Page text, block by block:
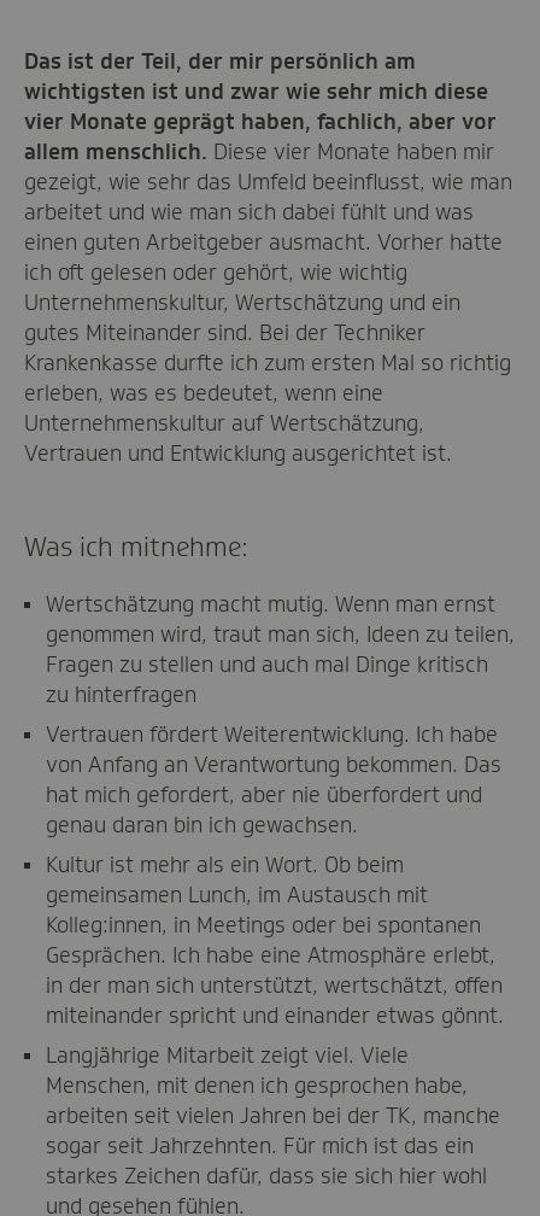
Das ist der Teil, der mir persönlich am
wichtigsten ist und zwar wie sehr mich diese
vier Monate geprägt haben, fachlich, aber vor
allem menschlich. Diese vier Monate haben mir
gezeigt, wie sehr das Umfeld beeinflusst, wie man
arbeitet und wie man sich dabei fühlt und was
einen guten Arbeitgeber ausmacht. Vorher hatte
ich oft gelesen oder gehört, wie wichtig
Unternehmenskultur, Wertschätzung und ein
gutes Miteinander sind. Bei der Techniker
Krankenkasse durfte ich zum ersten Mal so richtig
erleben, was es bedeutet, wenn eine
Unternehmenskultur auf Wertschätzung,
Vertrauen und Entwicklung ausgerichtet ist.
Was ich mitnehme:
Wertschätzung macht mutig. Wenn man ernst
genommen wird, traut man sich, Ideen zu teilen,
Fragen zu stellen und auch mal Dinge kritisch
zu hinterfragen
Vertrauen fördert Weiterentwicklung. Ich habe
von Anfang an Verantwortung bekommen. Das
hat mich gefordert, aber nie überfordert und
genau daran bin ich gewachsen.
Kultur ist mehr als ein Wort. Ob beim
gemeinsamen Lunch, im Austausch mit
Kolleg:innen, in Meetings oder bei spontanen
Gesprächen. Ich habe eine Atmosphäre erlebt,
in der man sich unterstützt, wertschätzt, offen
miteinander spricht und einander etwas gönnt.
Langjährige Mitarbeit zeigt viel. Viele
Menschen, mit denen ich gesprochen habe,
arbeiten seit vielen Jahren bei der TK, manche
sogar seit Jahrzehnten. Für mich ist das ein
starkes Zeichen dafür, dass sie sich hier wohl
und gesehen fühlen.